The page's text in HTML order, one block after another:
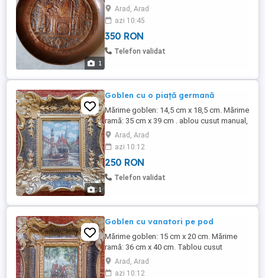
1
stare perfecta.
Arad, Arad
azi 10:45
350 RON
Telefon validat
1
Goblen cu o piață germană
Mărime goblen: 14,5 cm x 18,5 cm. Mărime
ramă: 35 cm x 39 cm . ablou cusut manual,
punct mediu.
Arad, Arad
azi 10:12
250 RON
Telefon validat
Goblen cu vanatori pe pod
Mărime goblen: 15 cm x 20 cm. Mărime
ramă: 36 cm x 40 cm. Tablou cusut
manual, punct mediu.
Arad, Arad
azi 10:12